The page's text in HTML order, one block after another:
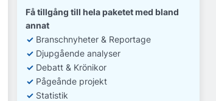
Få tillgång till hela paketet med bland
annat
✓ Branschnyheter & Reportage
✓ Djupgående analyser
✓ Debatt & Krönikor
✓ Pågeånde projekt
✓ Statistik